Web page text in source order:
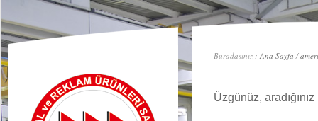
займ онлайн
Buradasınız :Ana Sayfa /
Üzgünüz,